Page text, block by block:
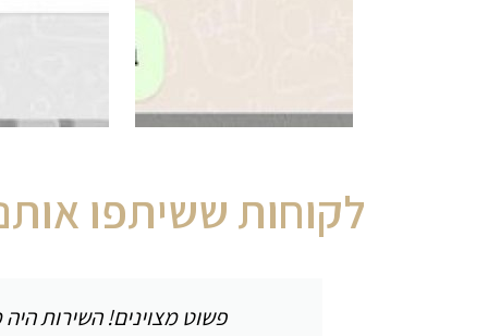
לקוחות ששיתפו
פשוט מצוינים! השירות